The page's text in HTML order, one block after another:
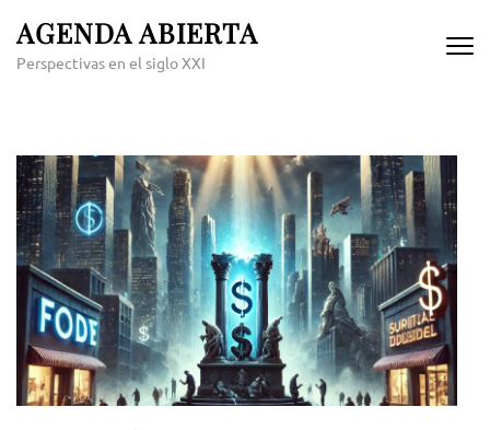
content
AGENDA ABIERTA
Perspectivas en el siglo XXI